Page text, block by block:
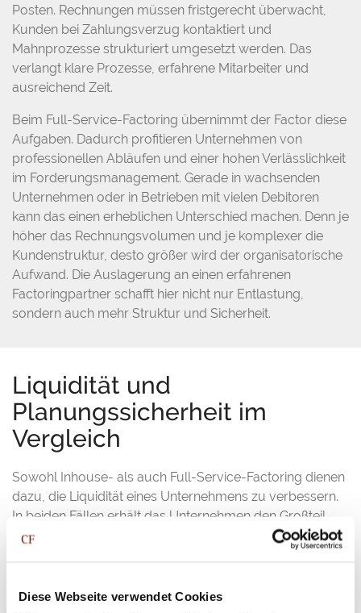
Diese Webseite verwendet Cookies
Posten. Rechnungen müssen fristgerecht überwacht,
Kunden bei Zahlungsverzug kontaktiert und
Mahnprozesse strukturiert umgesetzt werden. Das
verlangt klare Prozesse, erfahrene Mitarbeiter und
ausreichend Zeit.
Beim Full-Service-Factoring übernimmt der Factor diese
Aufgaben. Dadurch profitieren Unternehmen von
professionellen Abläufen und einer hohen Verlässlichkeit
im Forderungsmanagement. Gerade in wachsenden
Unternehmen oder in Betrieben mit vielen Debitoren
kann das einen erheblichen Unterschied machen. Denn je
höher das Rechnungsvolumen und je komplexer die
Kundenstruktur, desto größer wird der organisatorische
Aufwand. Die Auslagerung an einen erfahrenen
Factoringpartner schafft hier nicht nur Entlastung,
sondern auch mehr Struktur und Sicherheit.
Liquidität und
Planungssicherheit im
Vergleich
Sowohl Inhouse- als auch Full-Service-Factoring dienen
dazu, die Liquidität eines Unternehmens zu verbessern.
In beiden Fällen erhält das Unternehmen den Großteil
seiner Rechnungsbeträge schon kurz nach Einreichung
der Forderungen und muss nicht bis zum Ablauf des
Investitionen, den Wareneinkauf, die Zahlung eigener